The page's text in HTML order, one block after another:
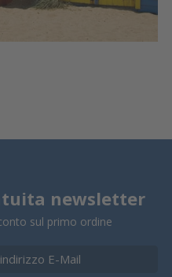
newsletter
sul primo ordine